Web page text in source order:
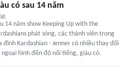
có sau 14 năm
14 năm show Keeping Up with the
phát sóng, các thành viên trong
đình Kardashian - Jenner có nhiều thay đổi
hình đến độ nổi tiếng, giàu có.